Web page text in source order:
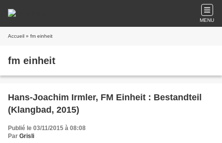
MENU
Accueil » fm einheit
fm einheit
Hans-Joachim Irmler, FM Einheit : Bestandteil
(Klangbad, 2015)
Publié le 03/11/2015 à 08:08
Par Grisli